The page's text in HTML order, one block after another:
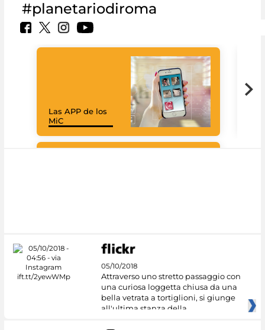
#planetariodiroma
Las APP de los
MiC
05/10/2018
Attraverso uno stretto passaggio con
una curiosa loggetta chiusa da una
bella vetrata a tortiglioni, si giunge
all'ultima stanza della